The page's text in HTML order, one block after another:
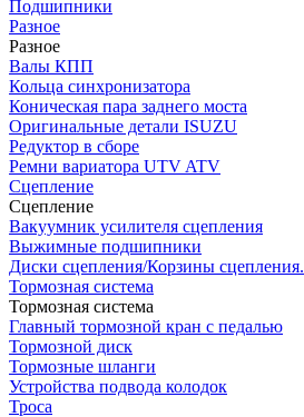
Подшипники
Разное
Разное
Валы КПП
Кольца синхронизатора
Коническая пара заднего моста
Оригинальные детали ISUZU
Редуктор в сборе
Ремни вариатора UTV ATV
Сцепление
Сцепление
Вакуумник усилителя сцепления
Выжимные подшипники
Диски сцепления/Корзины сцепления.
Тормозная система
Тормозная система
Главный тормозной кран с педалью
Тормозной диск
Тормозные шланги
Устройства подвода колодок
Троса